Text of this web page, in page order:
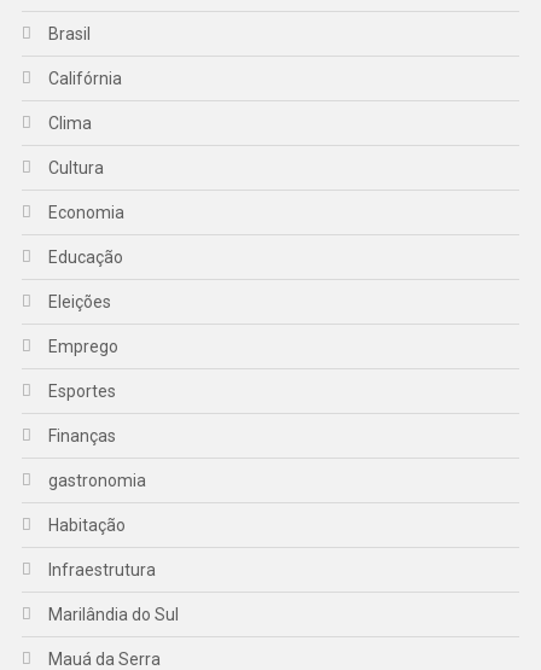
Brasil
Califórnia
Clima
Cultura
Economia
Educação
Eleições
Emprego
Esportes
Finanças
gastronomia
Habitação
Infraestrutura
Marilândia do Sul
Mauá da Serra